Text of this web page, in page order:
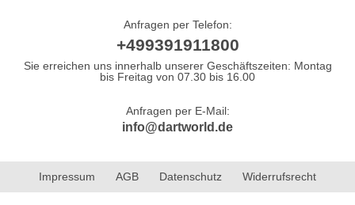
Anfragen per Telefon:
+499391911800
Sie erreichen uns innerhalb unserer Geschäftszeiten: Montag
bis Freitag von 07.30 bis 16.00
Anfragen per E-Mail:
info@dartworld.de
Impressum AGB Datenschutz Widerrufsrecht